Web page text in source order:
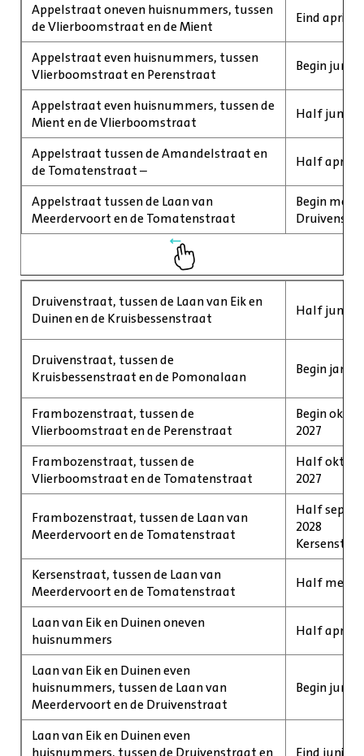
Appelstraat oneven huisnummers, tussen
de Vlierboomstraat en de Mient
Eind april
Appelstraat even huisnummers, tussen
Vlierboomstraat en Perenstraat
Begin juni
Appelstraat even huisnummers, tussen de
Mient en de Vlierboomstraat
Half juni
Appelstraat tussen de Amandelstraat en
de Tomatenstraat –
Half april
Appelstraat tussen de Laan van
Meerdervoort en de Tomatenstraat
Begin mei
Druivenstraat, tussen de Laan van Eik en
Duinen en de Kruisbessenstraat
Half juni
Druivenstraat, tussen de
Kruisbessenstraat en de Pomonalaan
Begin
Frambozenstraat, tussen de
Vlierboomstraat en de Perenstraat
Begin
2027
Frambozenstraat, tussen de
Vlierboomstraat en de Tomatenstraat
Half
2027
Frambozenstraat, tussen de Laan van
Meerdervoort en de Tomatenstraat
Half
2028
Kersenstraat, tussen de Laan van
Meerdervoort en de Tomatenstraat
Half mei
Laan van Eik en Duinen oneven
huisnummers
Half april
Laan van Eik en Duinen even
huisnummers, tussen de Laan van
Meerdervoort en de Druivenstraat
Begin juni
Laan van Eik en Duinen even
huisnummers, tussen de Druivenstraat en
Eind juni